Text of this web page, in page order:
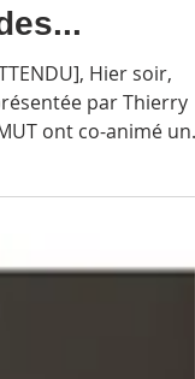
Hier soir,
par Thierry